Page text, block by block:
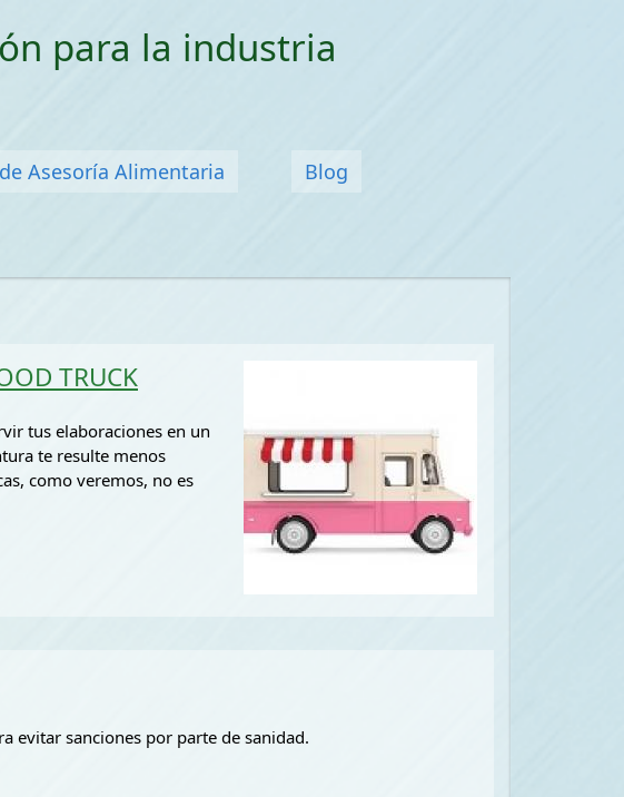
para la industria
Asesoría Alimentaria
Blog
TRUCK
tus elaboraciones en un
te resulte menos
como veremos, no es
evitar sanciones por parte de sanidad.